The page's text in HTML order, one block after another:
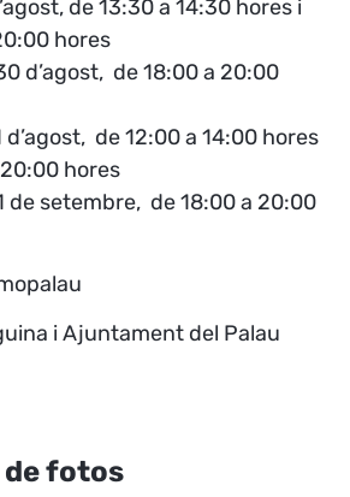
de 13:30 a 14:30 hores i
hores
d’agost, de 18:00 a 20:00
d’agost, de 12:00 a 14:00 hores
hores
de setembre, de 18:00 a 20:00
i Ajuntament del Palau
de fotos